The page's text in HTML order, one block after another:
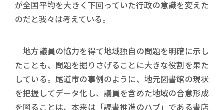
が全国平均を大きく下回っていた行政の意識を変えた
のだと我々は考えている。
地方議員の協力を得て地域独自の問題を明確に示し
たことも、問題を掘りさげることに大きな役割を果た
している。尾道市の事例のように、地元図書館の現状
を把握してデータ化し、議員を含めた地域の合意形成
を図ることは、本来は「読書推進のハブ」である書店